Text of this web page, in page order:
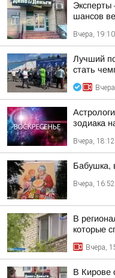
шансов
Вчера, 19:10
Лучший
стать
зодиака
Вчера, 18:12
Бабушка,
Вчера, 16:52
В
которые
Вчера,
В Кирове